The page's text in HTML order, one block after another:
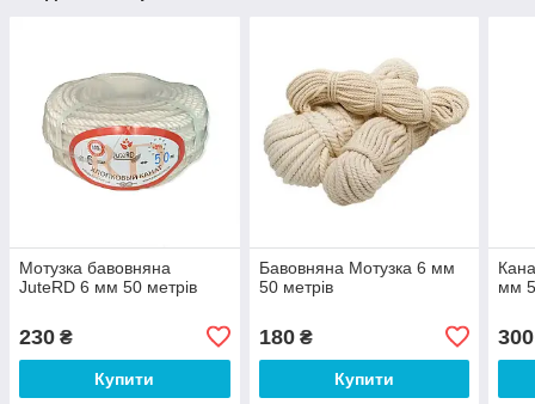
Мотузка бавовняна
JuteRD 6 мм 50 метрів
230 ₴
Купити
Бавовняна Мотузка 6 мм
50 метрів
180₴
Купити
мм
300